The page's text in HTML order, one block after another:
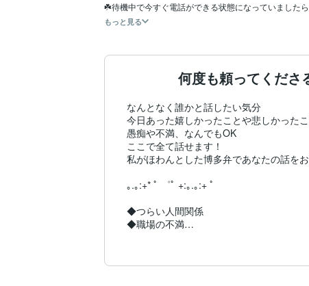
☘️待機中で今すぐ電話ができる状態になっていましたら
もっと見る
何度も頼ってくださ
なんとなく誰かと話したい気分
今日あった嬉しかったことや悲しかった
愚痴や不満、なんでもOK
ここで全て話せます！
私がほわんとした博多弁であなたの話を
｡.｡:+* ﾟ ゜ﾟ +:｡.｡:+ ﾟ
◆つらい人間関係
◆職場の不満
◆生きづらさ